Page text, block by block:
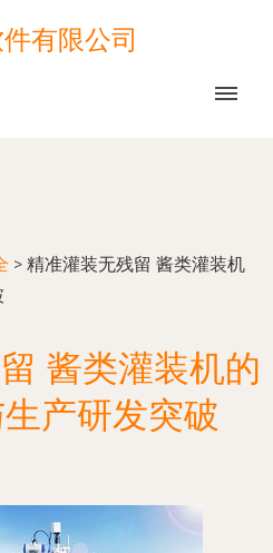
有限公司
> 精准灌装无残留 酱类灌装机
酱类灌装机的
产研发突破